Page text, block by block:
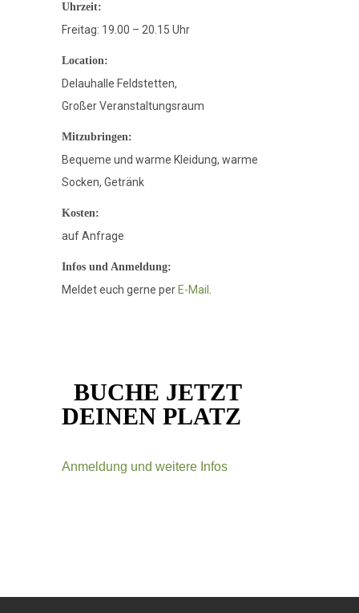
Uhrzeit:
Freitag: 19.00 – 20.15 Uhr
Location:
Delauhalle Feldstetten,
Großer Veranstaltungsraum
Mitzubringen:
Bequeme und warme Kleidung, warme
Socken, Getränk
Kosten:
auf Anfrage
Infos und Anmeldung:
Meldet euch gerne per E-Mail
BUCHE JETZT
DEINEN PLATZ
Anmeldung und weitere Infos